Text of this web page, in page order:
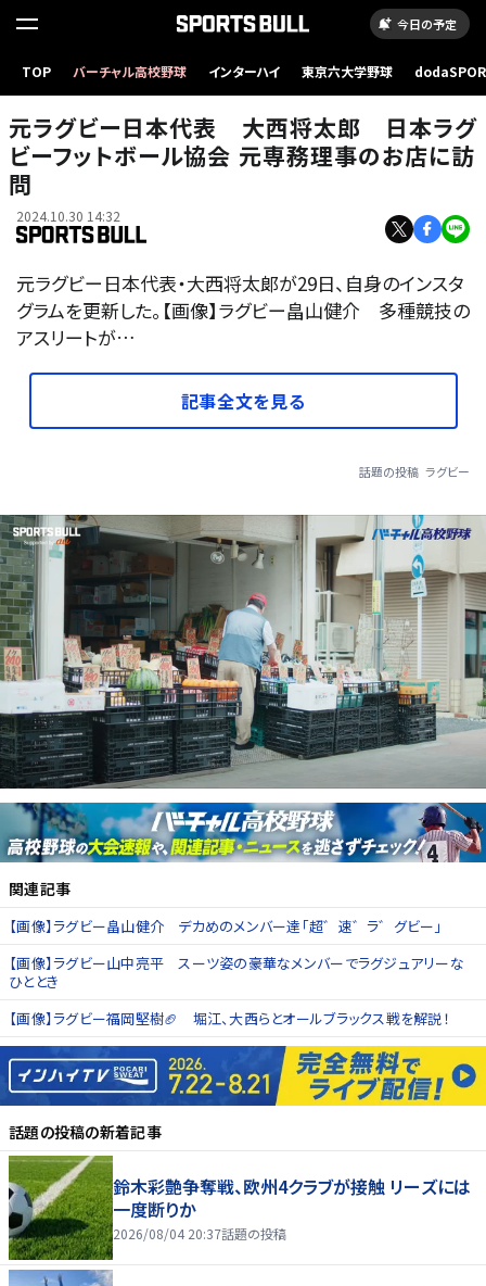
今日の予定
TOP バーチャル高校野球 インターハイ 東京六大学野球
元ラグビー日本代表 大西将太郎 日本ラグ
ビーフットボール協会 元専務理事のお店に訪
問
2024.10.30 14:32
元ラグビー日本代表・大西将太郞が29日、自身のインスタ
グラムを更新した。【画像】ラグビー畠山健介 多種競技の
アスリートが…
記事全文を見る
話題の投稿 ラグビー
関連記事
【画像】ラグビー畠山健介 デカめのメンバー達「超゛速゛ラ゛グビー」
【画像】ラグビー山中亮平 スーツ姿の豪華なメンバーでラグジュアリーな
ひととき
【画像】ラグビー福岡堅樹🏈 堀江、大西らとオールブラックス戦を解説！
話題の投稿の新着記事
鈴木彩艶争奪戦、欧州4クラブが接触 リーズには
一度断りか
2026/08/04 20:37話題の投稿